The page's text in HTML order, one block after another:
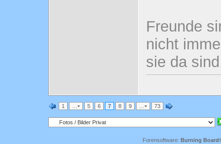
Freunde
nicht
sie da
1 5 6 7 8 9 73
Forensoftware: Burning